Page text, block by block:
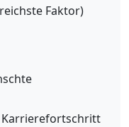
Faktor)
Karrierefortschritt